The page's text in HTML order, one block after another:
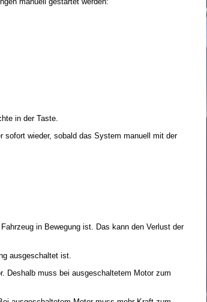
in der Taste.
wieder, sobald das System manuell mit der
in Bewegung ist. Das kann den Verlust der
ausgeschaltet ist.
Deshalb muss bei ausgeschaltetem Motor zum